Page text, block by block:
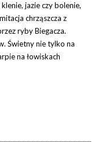
jazie czy bolenie,
chrząszcza z
ryby Biegacza.
Świetny nie tylko na
na łowiskach